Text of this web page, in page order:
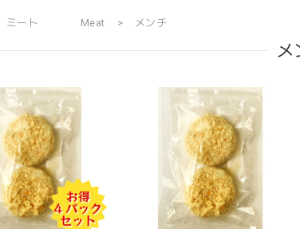
ミート Meat メンチ
メ